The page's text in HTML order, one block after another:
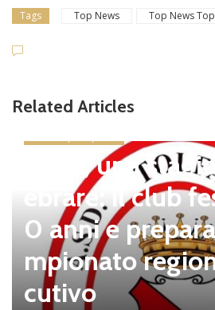
Tags Top News Top News
Related Articles
Tolfa, una
ebrare: il club
0 anni e
mpionato
cutivo